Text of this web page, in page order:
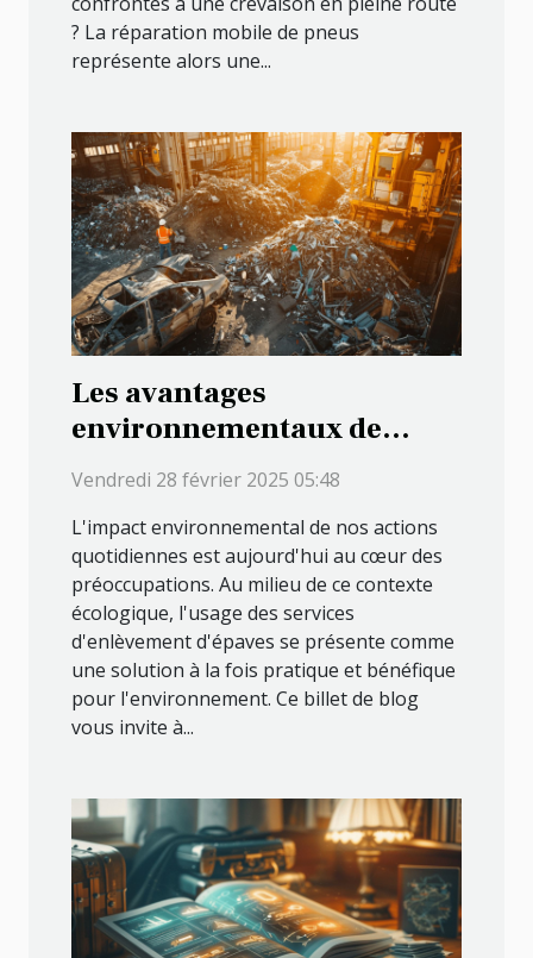
? La réparation mobile de pneus
représente alors une...
Les avantages
environnementaux de
l'utilisation de services
d'enlèvement d'épaves
Vendredi 28 février 2025 05:48
L'impact environnemental de nos actions
quotidiennes est aujourd'hui au cœur des
préoccupations. Au milieu de ce contexte
écologique, l'usage des services
d'enlèvement d'épaves se présente comme
une solution à la fois pratique et bénéfique
pour l'environnement. Ce billet de blog
vous invite à...